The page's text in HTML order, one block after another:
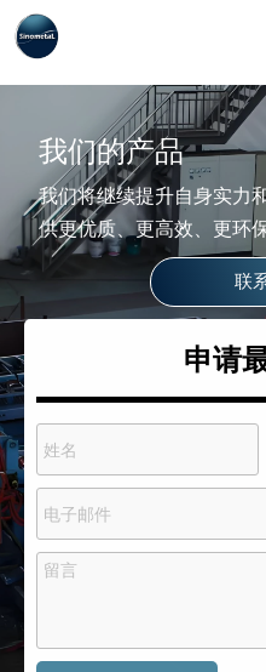
我们的产品
我们将继续提升自身实力
供更优质、更高效、更环
联
申请